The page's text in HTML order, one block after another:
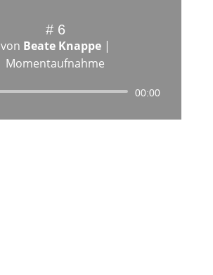
# 6
von Beate Knappe|
Momentaufnahme
Audio-
00:00